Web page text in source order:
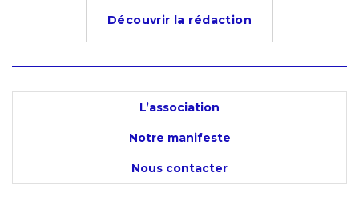
Découvrir la rédaction
L’association
Notre manifeste
Nous contacter